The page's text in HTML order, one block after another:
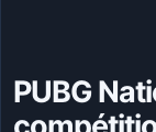
PUBG